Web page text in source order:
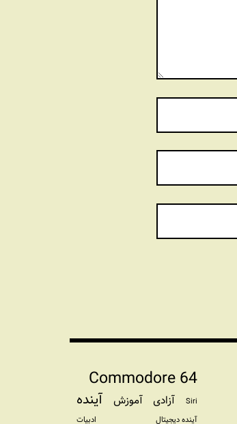
Commodore 64
Siri آزادی آموزش آینده
آینده دیجیتال ادبیات